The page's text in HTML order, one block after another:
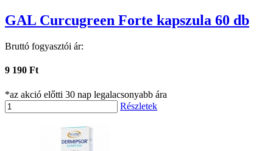
GAL Curcugreen Forte kapszula 60 db
Bruttó fogyasztói ár:
9 190 Ft
*az akció előtti 30 nap legalacsonyabb ára
Részletek